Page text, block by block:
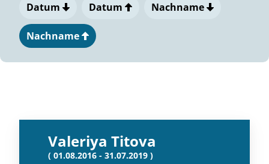
Datum Datum Nachname
Nachname
Valeriya Titova
( 01.08.2016 - 31.07.2019 )